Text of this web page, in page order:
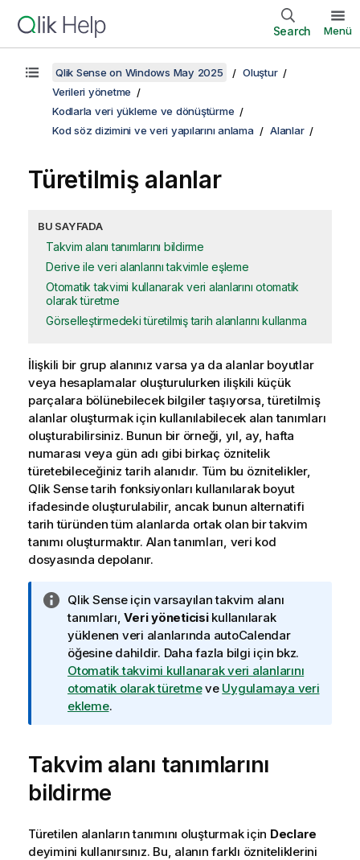
Search Menü
Qlik Sense on Windows May 2025
Oluştur
Verileri yönetme
Kodlarla veri yükleme ve dönüştürme
Kod söz dizimini ve veri yapılarını anlama
Alanlar
Türetilmiş alanlar
BU SAYFADA
Takvim alanı tanımlarını bildirme
Derive ile veri alanlarını takvimle eşleme
Otomatik takvimi kullanarak veri alanlarını otomatik
olarak türetme
Görselleştirmedeki türetilmiş tarih alanlarını kullanma
İlişkili bir grup alanınız varsa ya da alanlar boyutlar
veya hesaplamalar oluşturulurken ilişkili küçük
parçalara bölünebilecek bilgiler taşıyorsa, türetilmiş
alanlar oluşturmak için kullanılabilecek alan tanımları
oluşturabilirsiniz. Bunun bir örneği, yıl, ay, hafta
numarası veya gün adı gibi birkaç öznitelik
türetebileceğiniz tarih alanıdır. Tüm bu öznitelikler,
Qlik Sensetarih fonksiyonları kullanılarak boyut
ifadesinde oluşturulabilir, ancak bunun alternatifi
tarih türünden tüm alanlarda ortak olan bir takvim
tanımı oluşturmaktır. Alan tanımları, veri kod
dosyasında depolanır.
B
i
l
g
i
n
o
Qlik Senseiçin varsayılan takvim alanı
tanımları,Veri yöneticisikullanılarak
yüklenen veri alanlarında autoCalendar
öğesine dahildir. Daha fazla bilgi için bkz.
Otomatik takvimi kullanarak veri alanlarını
otomatik olarak türetmeve Uygulamaya veri
ekleme.
Takvim alanı tanımlarını
bildirme
Türetilen alanların tanımını oluşturmak için Declare
deyimini kullanırsınız. Bu, alanın farklı özniteliklerini